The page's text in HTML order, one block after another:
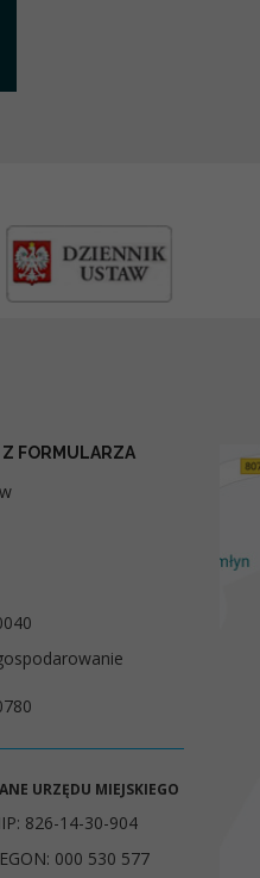
FORMULARZA
URZĘDU MIEJSKIEGO
826-14-30-904
000 530 577